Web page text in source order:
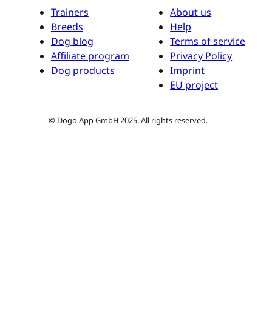
Trainers
Breeds
Dog blog
Affiliate program
Dog products
About us
Help
Terms of service
Privacy Policy
Imprint
EU project
© Dogo App GmbH 2025. All rights reserved.